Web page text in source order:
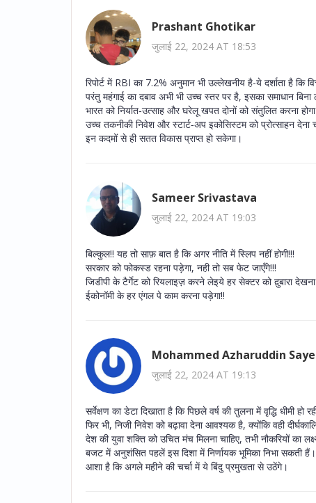
Prashant Ghotikar
जुलाई 22, 2024 AT 18:53
रिपोर्ट में RBI का 7.2% अनुमान भी उल्लेखनीय है-ये दर्शाता है कि
परंतु महंगाई का दबाव अभी भी उच्च स्तर पर है, इसका समाधान बिना
भारत को निर्यात‑उत्साह और घरेलू खपत दोनों को संतुलित करना
उच्च तकनीकी निवेश और स्टार्ट‑अप इकोसिस्टम को प्रोत्साहन देना
इन कदमों से ही सतत विकास प्राप्त हो सकेगा।
Sameer Srivastava
जुलाई 22, 2024 AT 19:03
बिल्कुल!! यह तो साफ़ बात है कि अगर नीति में स्लिप नहीं होगी!!!
सरकार को फोकस्ड रहना पड़ेगा, नही तो सब फेट जाएँगे!!!
जिडीपी के टैर्गेट को रियलाइज़ करने लेइये हर सेक्टर को द़ुबारा
ईकोनॉमी के हर एंगल पे काम करना पड़ेगा!!
Mohammed Azharuddin
जुलाई 22, 2024 AT 19:13
सर्वेक्षण का डेटा दिखाता है कि पिछले वर्ष की तुलना में वृद्धि धीमी
फिर भी, निजी निवेश को बढ़ावा देना आवश्यक है, क्योंकि वही
देश की युवा शक्ति को उचित मंच मिलना चाहिए, तभी नौकरियों का
बजट में अनुशंसित पहलें इस दिशा में निर्णायक भूमिका निभा सकती हैं।
आशा है कि अगले महीने की चर्चा में ये बिंदु प्रमुखता से उठेंगे।